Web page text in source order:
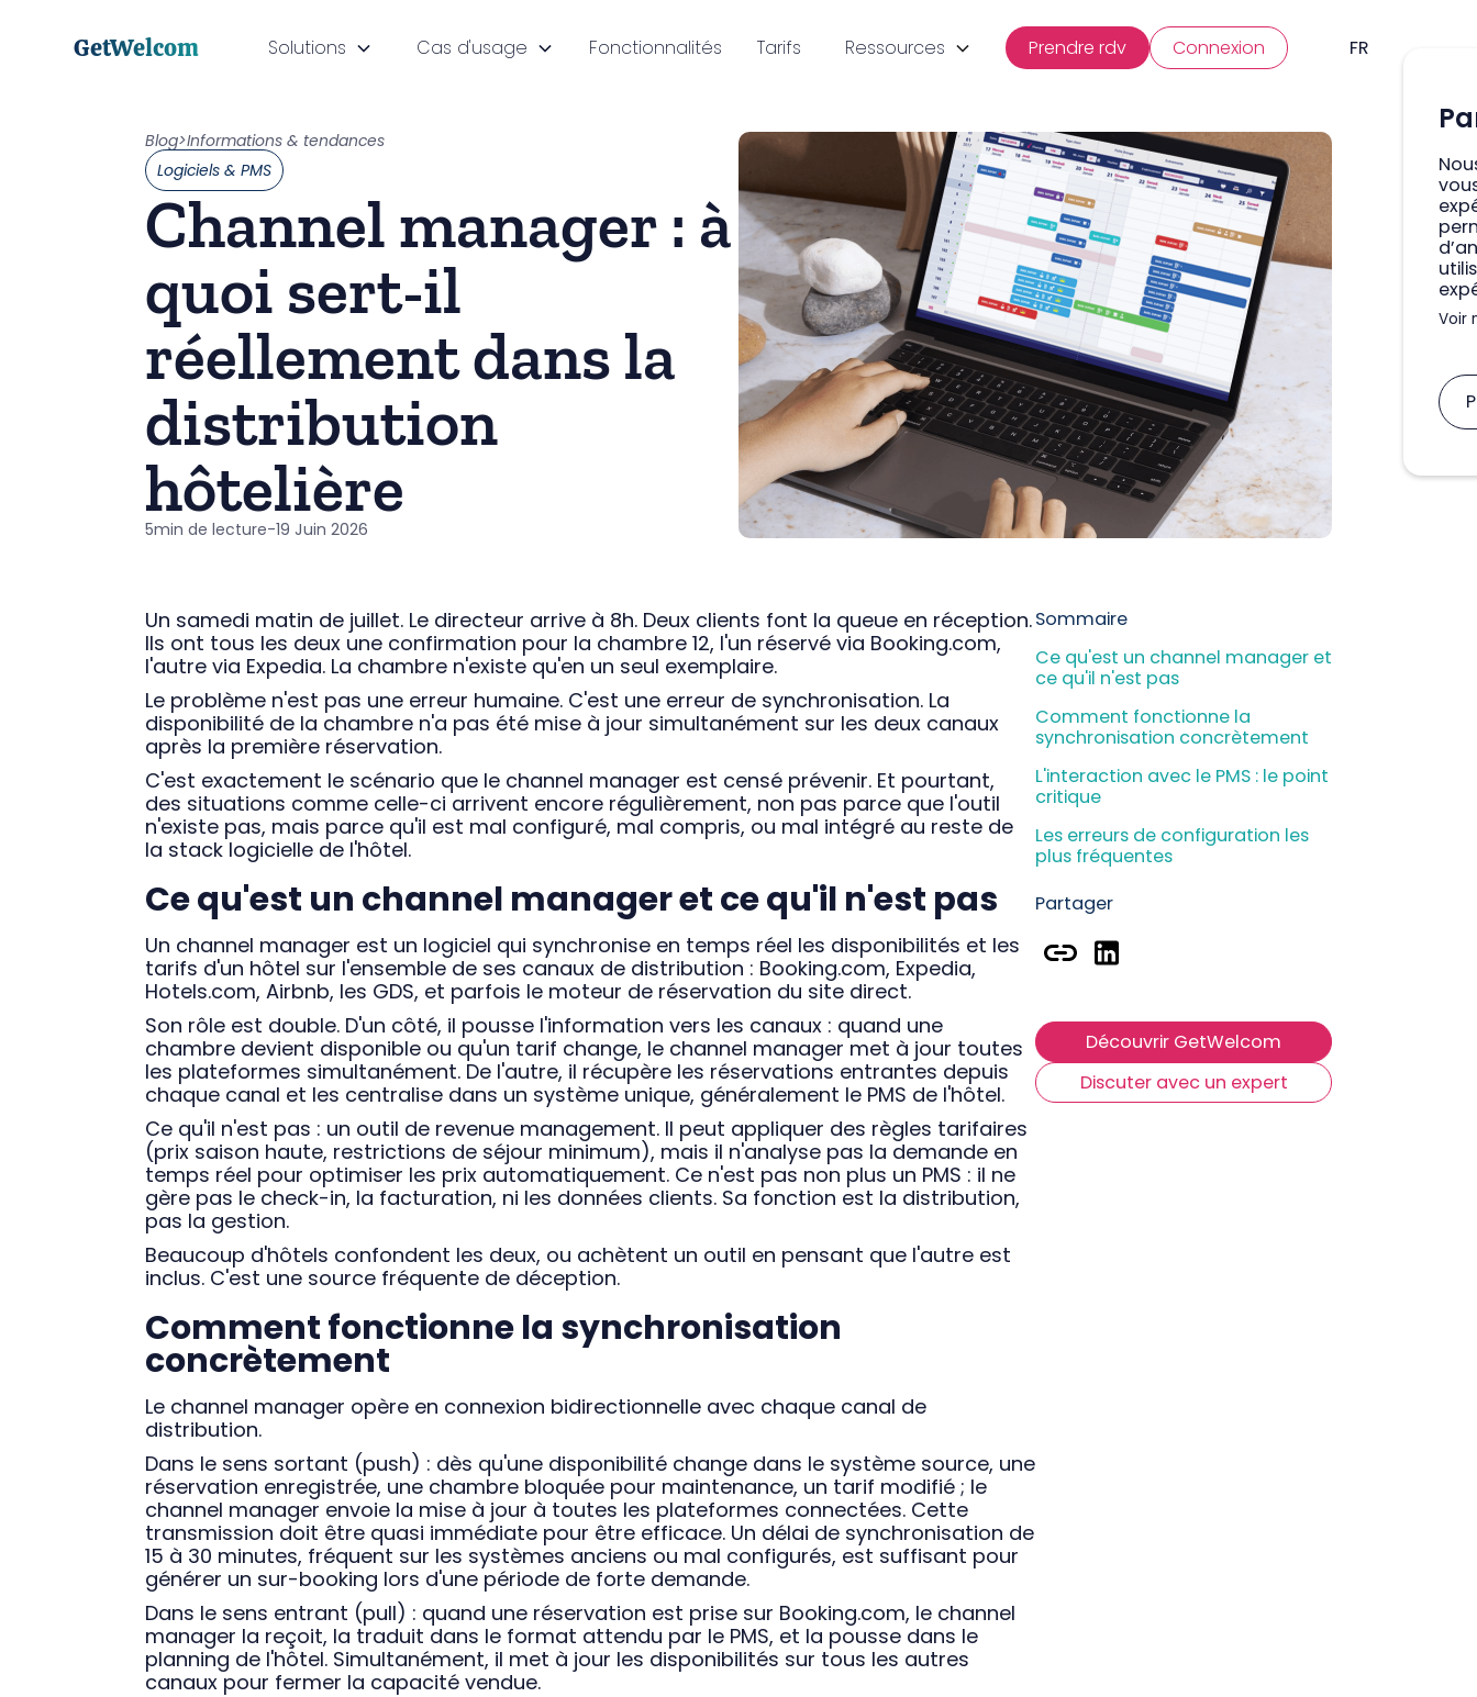
GetWelcom Solutions Cas d'usage Fonctionnalités Tarifs Ressources Prendre rdv Connexion FR
Voir
Blog>Informations & tendances
Logiciels & PMS
Channel manager : à
quoi sert-il
réellement dans la
distribution
hôtelière
5min de lecture-19 Juin 2026
Un samedi matin de juillet. Le directeur arrive à 8h. Deux clients font la queue en réception.
Ils ont tous les deux une confirmation pour la chambre 12, l'un réservé via Booking.com,
l'autre via Expedia. La chambre n'existe qu'en un seul exemplaire.
Le problème n'est pas une erreur humaine. C'est une erreur de synchronisation. La
disponibilité de la chambre n'a pas été mise à jour simultanément sur les deux canaux
après la première réservation.
C'est exactement le scénario que le channel manager est censé prévenir. Et pourtant,
des situations comme celle-ci arrivent encore régulièrement, non pas parce que l'outil
n'existe pas, mais parce qu'il est mal configuré, mal compris, ou mal intégré au reste de
la stack logicielle de l'hôtel.
Ce qu'est un channel manager et ce qu'il n'est pas
Un channel manager est un logiciel qui synchronise en temps réel les disponibilités et les
tarifs d'un hôtel sur l'ensemble de ses canaux de distribution : Booking.com, Expedia,
Hotels.com, Airbnb, les GDS, et parfois le moteur de réservation du site direct.
Son rôle est double. D'un côté, il pousse l'information vers les canaux : quand une
chambre devient disponible ou qu'un tarif change, le channel manager met à jour toutes
les plateformes simultanément. De l'autre, il récupère les réservations entrantes depuis
chaque canal et les centralise dans un système unique, généralement le PMS de l'hôtel.
Ce qu'il n'est pas : un outil de revenue management. Il peut appliquer des règles tarifaires
(prix saison haute, restrictions de séjour minimum), mais il n'analyse pas la demande en
temps réel pour optimiser les prix automatiquement. Ce n'est pas non plus un PMS : il ne
gère pas le check-in, la facturation, ni les données clients. Sa fonction est la distribution,
pas la gestion.
Beaucoup d'hôtels confondent les deux, ou achètent un outil en pensant que l'autre est
inclus. C'est une source fréquente de déception.
Comment fonctionne la synchronisation
concrètement
Le channel manager opère en connexion bidirectionnelle avec chaque canal de
distribution.
Dans le sens sortant (push) : dès qu'une disponibilité change dans le système source, une
réservation enregistrée, une chambre bloquée pour maintenance, un tarif modifié ; le
channel manager envoie la mise à jour à toutes les plateformes connectées. Cette
transmission doit être quasi immédiate pour être efficace. Un délai de synchronisation de
15 à 30 minutes, fréquent sur les systèmes anciens ou mal configurés, est suffisant pour
générer un sur-booking lors d'une période de forte demande.
Dans le sens entrant (pull) : quand une réservation est prise sur Booking.com, le channel
manager la reçoit, la traduit dans le format attendu par le PMS, et la pousse dans le
planning de l'hôtel. Simultanément, il met à jour les disponibilités sur tous les autres
canaux pour fermer la capacité vendue.
Sommaire
Ce qu'est un channel manager et
ce qu'il n'est pas
Comment fonctionne la
synchronisation concrètement
L'interaction avec le PMS : le point
critique
Les erreurs de configuration les
plus fréquentes
Ce qui compte vraiment dans le
choix d'un channel manager
La place du channel manager
Partager
Découvrir GetWelcom
Discuter avec un expert